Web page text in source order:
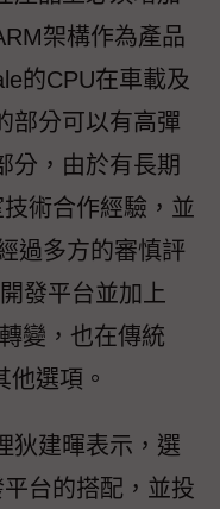
架構作為產品
的CPU在車載及
部分可以有高彈
分，由於有長期
術合作經驗，並
過多方的審慎評
發平台並加上
變，也在傳統
他選項。
狄建暉表示，選
台的搭配，並投